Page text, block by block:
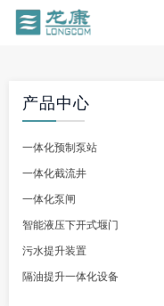
产品中心
一体化预制泵站
一体化截流井
一体化泵闸
智能液压下开式堰门
污水提升装置
隔油提升一体化设备